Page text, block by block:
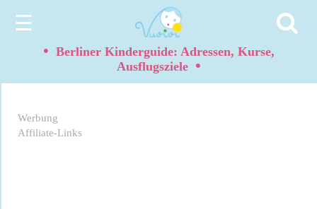
☰
• Berliner Kinderguide: Adressen, Kurse,
Ausflugsziele •
Werbung
Affiliate-Links